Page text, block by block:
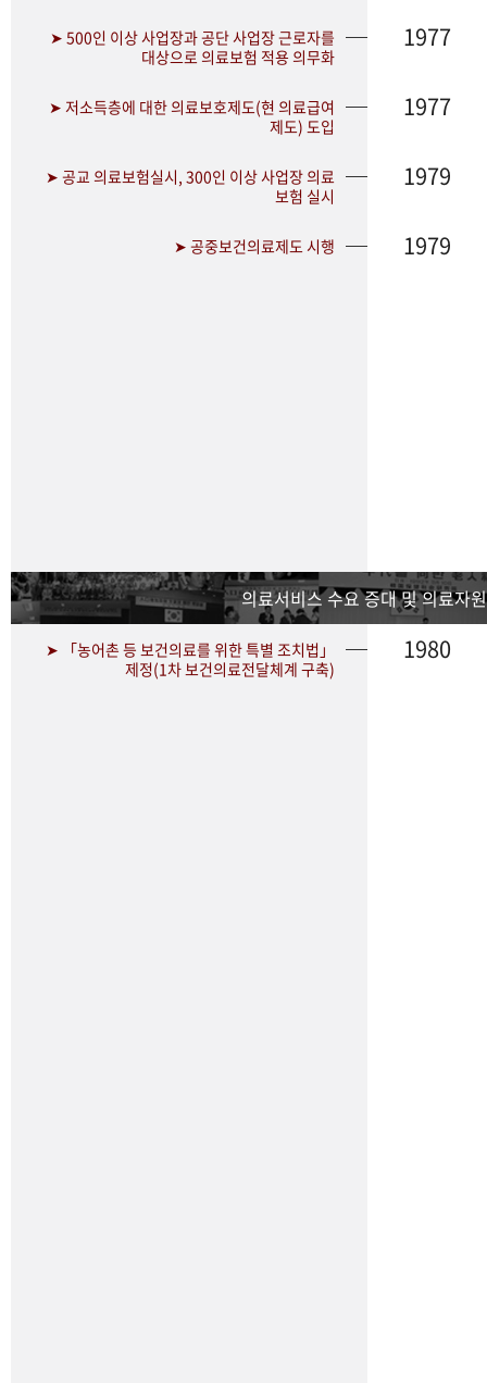
➤ 500인 이상 사업장과 공단 사업장 근로자를
대상으로 의료보험 적용 의무화
1977
➤ 저소득층에 대한 의료보호제도(현 의료급여
제도) 도입
1977
➤ 공교 의료보험실시, 300인 이상 사업장 의료
보험 실시
1979
➤ 공중보건의료제도 시행 1979
의료서비스 수요 증대 및 의료자
➤ 「농어촌 등 보건의료를 위한 특별 조치법」
제정(1차 보건의료전달체계 구축)
1980